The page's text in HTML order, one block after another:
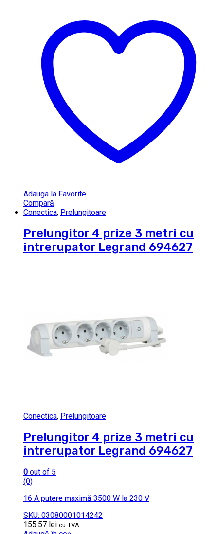
Adauga la Favorite
Compară
Conectica, Prelungitoare
Prelungitor 4 prize 3 metri cu
intrerupator Legrand 694627
Conectica, Prelungitoare
Prelungitor 4 prize 3 metri cu
intrerupator Legrand 694627
0 out of 5
(0)
16 A putere maximă 3500 W la 230 V
SKU: 03080001014242
155.57 lei cu TVA